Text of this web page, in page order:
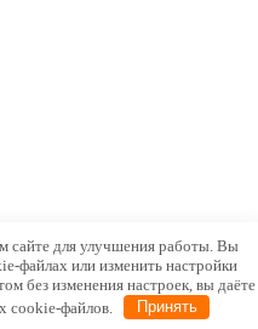
сайте для улучшения работы. Вы
файлах или изменить настройки
без изменения настроек, вы даёте
cookie-файлов.
Принять